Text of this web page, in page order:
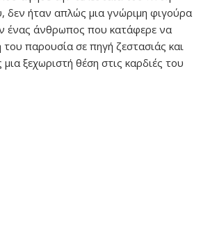
δεν ήταν απλώς μια γνώριμη φιγούρα
ένας άνθρωπος που κατάφερε να
του παρουσία σε πηγή ζεστασιάς και
ξεχωριστή θέση στις καρδιές του